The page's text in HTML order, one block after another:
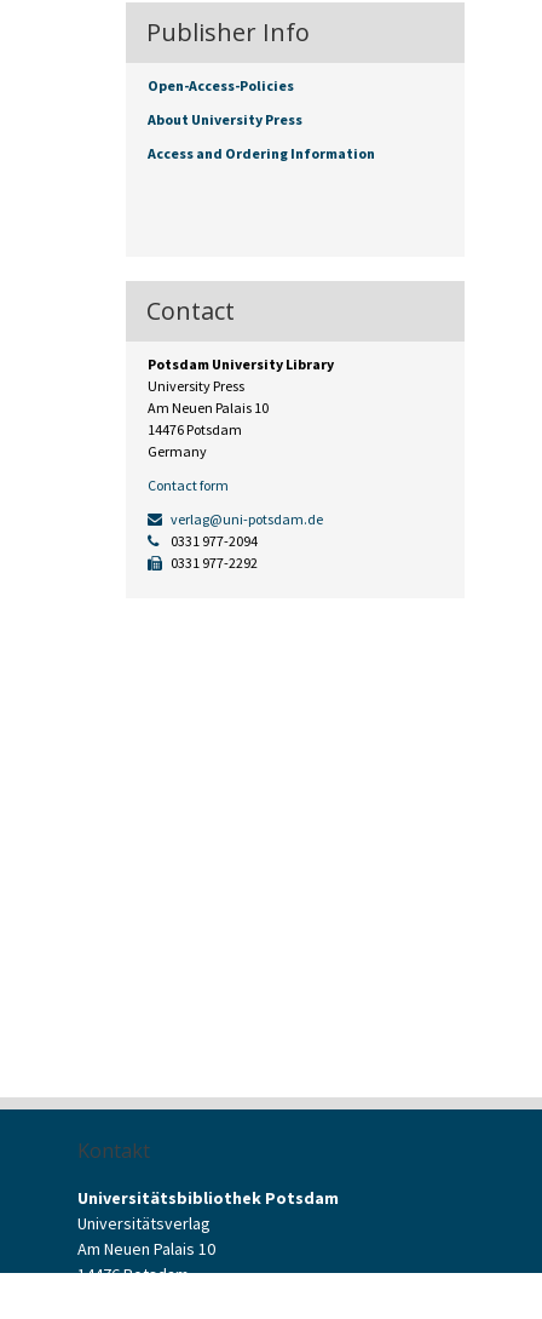
Publisher Info
Open-Access-Policies
About University Press
Access and Ordering Information
Contact
Potsdam University Library
University Press
Am Neuen Palais 10
14476 Potsdam
Germany
Contact form
verlag@uni-potsdam.de
0331 977-2094
0331 977-2292
Kontakt
Universitätsbibliothek Potsdam
Universitätsverlag
Am Neuen Palais 10
14476 Potsdam